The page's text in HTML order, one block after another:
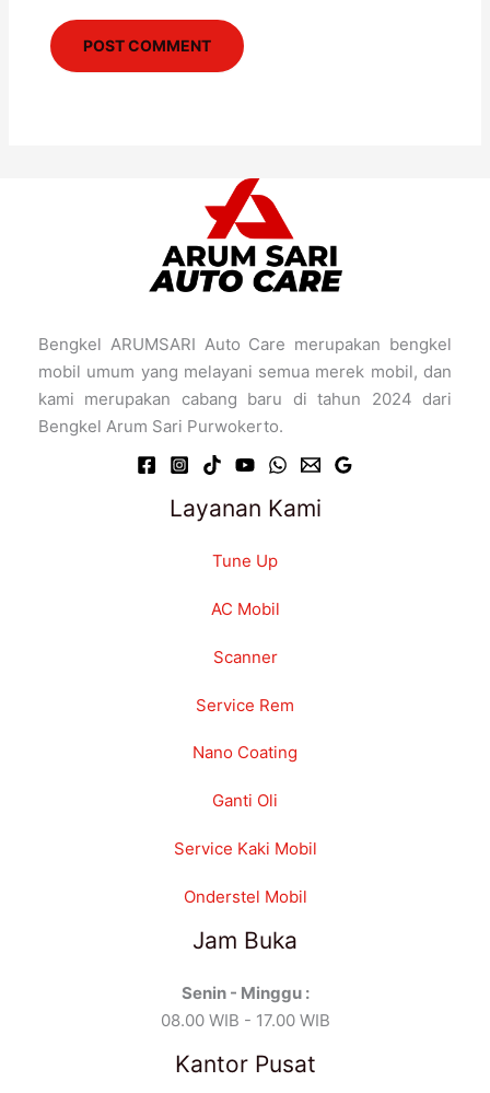
Bengkel ARUMSARI Auto Care merupakan bengkel
mobil umum yang melayani semua merek mobil, dan
kami merupakan cabang baru di tahun 2024 dari
Bengkel Arum Sari Purwokerto.
Layanan Kami
Tune Up
AC Mobil
Scanner
Service Rem
Nano Coating
Ganti Oli
Service Kaki Mobil
Onderstel Mobil
Jam Buka
Senin - Minggu :
08.00 WIB - 17.00 WIB
Kantor Pusat